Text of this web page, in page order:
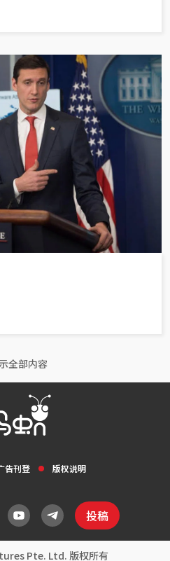
全部内容
告刊登 版权说明
投稿
Pte. Ltd. 版权所有